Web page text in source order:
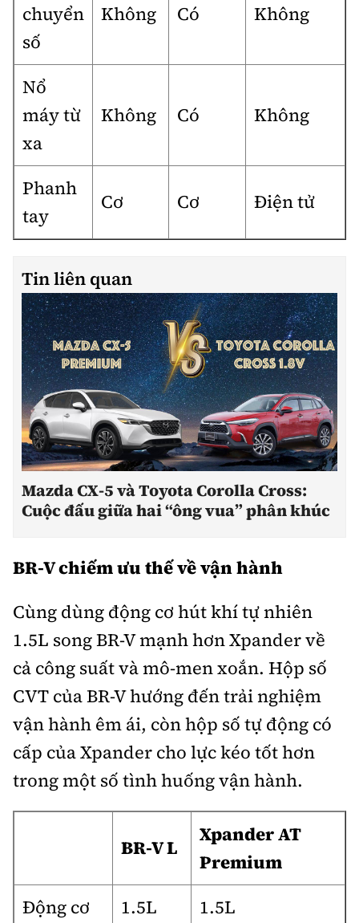
chuyển
số
Không Có Không
Nổ
máy từ
xa
Không Có Không
Phanh
tay
Cơ Cơ Điện tử
Tin liên quan
Mazda CX-5 và Toyota Corolla Cross:
Cuộc đấu giữa hai “ông vua” phân khúc
BR-V chiếm ưu thế về vận hành
Cùng dùng động cơ hút khí tự nhiên
1.5L song BR-V mạnh hơn Xpander về
cả công suất và mô-men xoắn. Hộp số
CVT của BR-V hướng đến trải nghiệm
vận hành êm ái, còn hộp số tự động có
cấp của Xpander cho lực kéo tốt hơn
trong một số tình huống vận hành.
BR-V L
Xpander AT
Premium
Động cơ
1.5L 1.5L